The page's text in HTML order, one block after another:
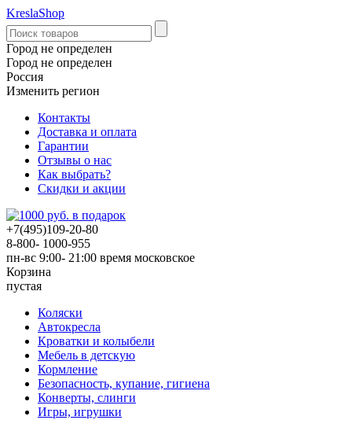
KreslaShop
Город не определен
Город не определен
Россия
Изменить регион
Контакты
Доставка и оплата
Гарантии
Отзывы о нас
Как выбрать?
Скидки и акции
+7(495)109-20-80
8-800- 1000-955
пн-вс 9:00- 21:00 время московское
Корзина
пустая
Коляски
Автокресла
Кроватки и колыбели
Мебель в детскую
Кормление
Безопасность, купание, гигиена
Конверты, слинги
Игры, игрушки